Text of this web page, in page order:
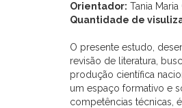
Orientador: Tania Maria
Quantidade de
O presente estudo,
revisão de literatura,
produção científica
um espaço formativo e
competências técnicas,